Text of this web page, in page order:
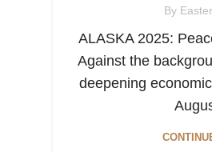
By
ALASKA 2025:
Against the
deepening